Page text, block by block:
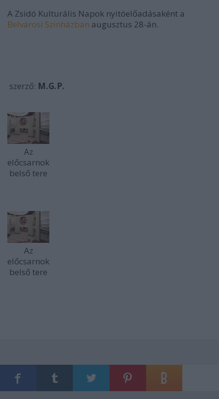
A Zsidó Kulturális Napok nyitóelőadásaként a
Belvárosi Színházban augusztus 28-án.
szerző: M.G.P.
Az
előcsarnok
belső tere
Az
előcsarnok
belső tere